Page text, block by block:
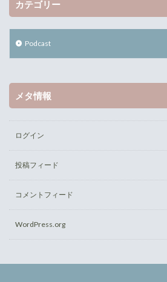
カテゴリー
Podcast
メタ情報
ログイン
投稿フィード
コメントフィード
WordPress.org